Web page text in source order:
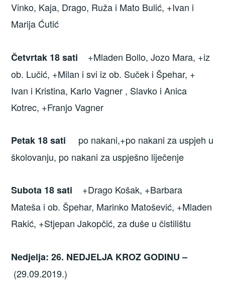
Vinko, Kaja, Drago, Ruža i Mato Bulić, +Ivan i
Marija Ćutić
Četvrtak 18 sati +Mladen Bollo, Jozo Mara, +iz
ob. Lučić, +Milan i svi iz ob. Suček i Špehar, +
Ivan i Kristina, Karlo Vagner , Slavko i Anica
Kotrec, +Franjo Vagner
Petak 18 sati po nakani,+po nakani za uspjeh u
školovanju, po nakani za uspješno liječenje
Subota 18 sati
+Drago Košak, +Barbara
Mateša i ob. Špehar, Marinko Matošević, +Mladen
Rakić, +Stjepan Jakopčić, za duše u čistilištu
Nedjelja: 26. NEDJELJA KROZ GODINU –
(29.09.2019.)